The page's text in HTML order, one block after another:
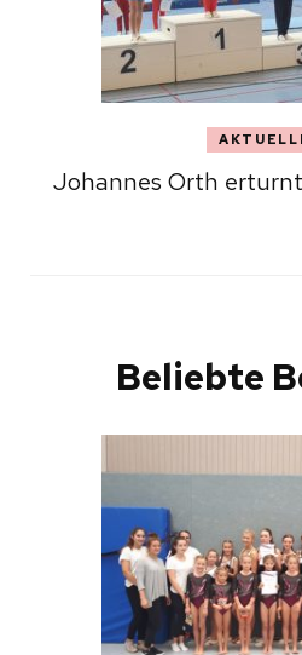
Johannes Orth
Beliebte